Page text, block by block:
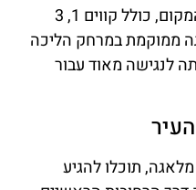
יעצרו במרחק הליכה קצר מהמקום, כולל קווים 1, 3
ממוקמת במרחק הליכה
לנגישה מאוד עבור
תוכלו להגיע